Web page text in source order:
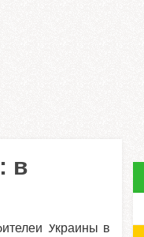
в
Украины в